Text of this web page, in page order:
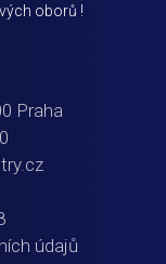
oborů !
Praha
údajů